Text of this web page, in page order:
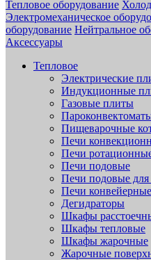
Тепловое оборудование
Электромеханическое
оборудование Нейтральное
Аксессуары
Тепловое
Электрические
Индукционные
Газовые плиты
Пищеварочные
Печи
Печи
Печи подовые
Печи подовые
Печи
Дегидраторы
Шкафы
Шкафы тепловые
Шкафы жарочные
Жарочные